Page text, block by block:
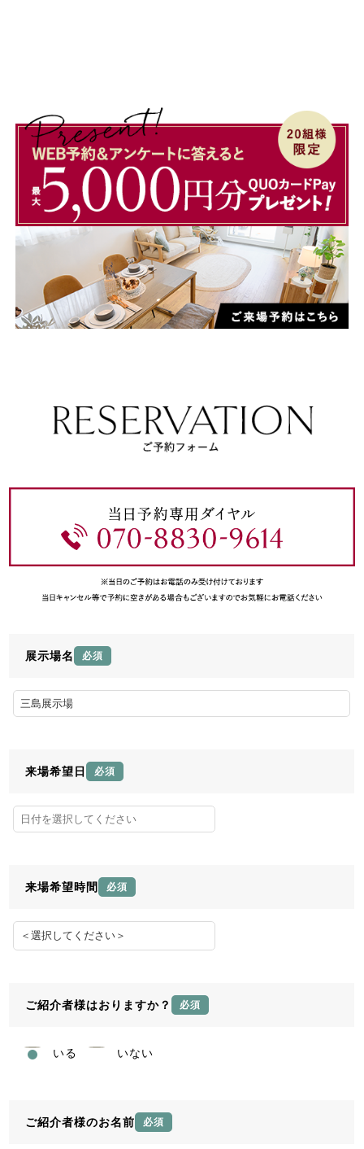
展示場名 必須
来場希望日 必須
来場希望時間 必須
ご紹介者様はおりますか？ 必須
いる いない
ご紹介者様のお名前 必須